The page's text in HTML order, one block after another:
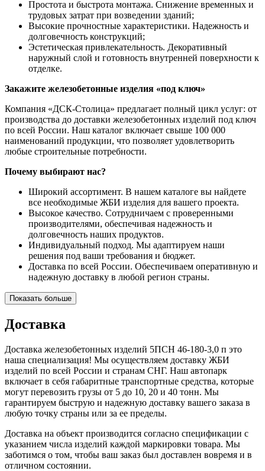
Простота и быстрота монтажа. Снижение временных и
трудовых затрат при возведении зданий;
Высокие прочностные характеристики. Надежность и
долговечность конструкций;
Эстетическая привлекательность. Декоративный
наружный слой и готовность внутренней поверхности к
отделке.
Закажите железобетонные изделия «под ключ»
Компания «ДСК-Столица» предлагает полный цикл услуг: от
производства до доставки железобетонных изделий под ключ
по всей России. Наш каталог включает свыше 100 000
наименований продукции, что позволяет удовлетворить
любые строительные потребности.
Почему выбирают нас?
Широкий ассортимент. В нашем каталоге вы найдете
все необходимые ЖБИ изделия для вашего проекта.
Высокое качество. Сотрудничаем с проверенными
производителями, обеспечивая надежность и
долговечность наших продуктов.
Индивидуальный подход. Мы адаптируем наши
решения под ваши требования и бюджет.
Доставка по всей России. Обеспечиваем оперативную и
надежную доставку в любой регион страны.
Показать больше
Доставка
Доставка железобетонных изделий 5ПСН 46-180-3,0 п это
наша специализация! Мы осуществляем доставку ЖБИ
изделий по всей России и странам СНГ. Наш автопарк
включает в себя габаритные транспортные средства, которые
могут перевозить грузы от 5 до 10, 20 и 40 тонн. Мы
гарантируем быструю и надежную доставку вашего заказа в
любую точку страны или за ее пределы.
Доставка на объект производится согласно спецификации с
указанием числа изделий каждой маркировки товара. Мы
заботимся о том, чтобы ваш заказ был доставлен вовремя и в
отличном состоянии.